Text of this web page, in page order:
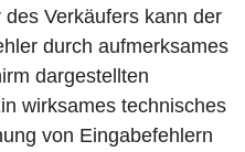
Verkäufers kann der
durch aufmerksames
dargestellten
wirksames technisches
von Eingabefehlern